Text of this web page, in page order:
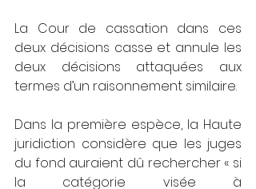
La Cour de cassation dans ces
deux décisions casse et annule les
deux décisions attaquées aux
termes d’un raisonnement similaire.
Dans la première espèce, la Haute
juridiction considère que les juges
du fond auraient dû rechercher « si
la catégorie visée à